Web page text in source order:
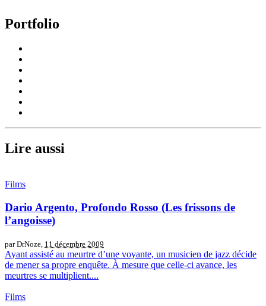
Portfolio
Lire aussi
Films
Dario Argento, Profondo Rosso (Les frissons de
l’angoisse)
par DrNoze, 11 décembre 2009
Ayant assisté au meurtre d’une voyante, un musicien de jazz décide
de mener sa propre enquête. À mesure que celle-ci avance, les
meurtres se multiplient....
Films